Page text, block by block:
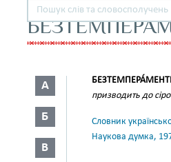
А
Б
В
призводить до
Словник
Наукова думка,